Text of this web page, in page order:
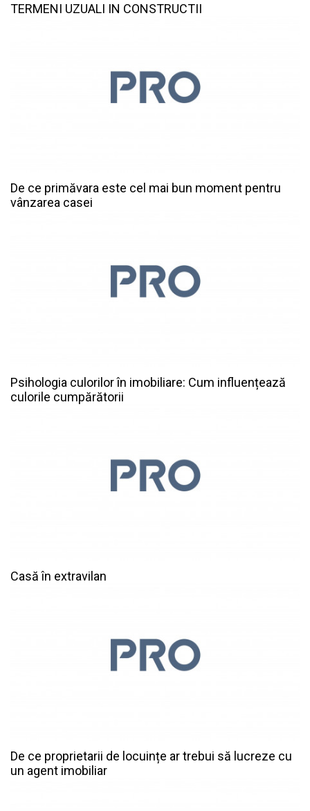
TERMENI UZUALI IN CONSTRUCTII
De ce primăvara este cel mai bun moment pentru
vânzarea casei
Psihologia culorilor în imobiliare: Cum influențează
culorile cumpărătorii
Casă în extravilan
De ce proprietarii de locuințe ar trebui să lucreze cu
un agent imobiliar